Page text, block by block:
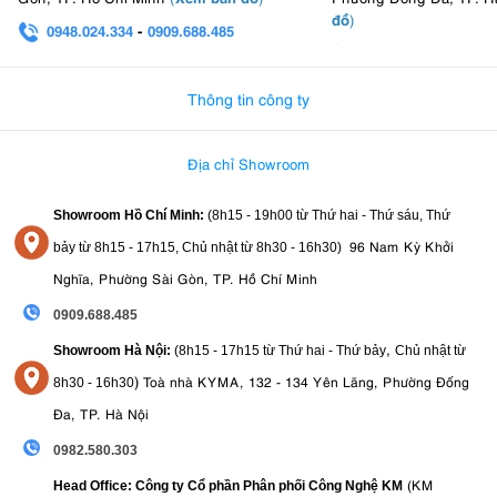
9. Hệ sinh thái phụ kiện từ tính linh hoạt
Aputure trang bị cho MC Pro hệ thống ngàm từ tính thông minh đi
Flat Diffuser làm mềm ánh sáng.
Dome Diffuser mở rộng góc phủ sáng.
Nhờ đó người dùng có thể nhanh chóng điều chỉnh chất lượng ánh
sáng theo từng nhu cầu sáng tạo khác nhau.
10. Aputure MC Pro: Thông số kỹ thuật nổi
Công suất:5W
Độ sáng:Lên đến
Góc chiếu:
Nhiệt độ màu (CCT):
Điều chỉnh màu: Hỗ trợ Green/Magenta Adjustment
0948.024.334 - 0909.688.485
đồ)
Thông tin công ty
Địa chỉ Showroom
Showroom Hồ Chí Minh: (8h15 - 19h00 từ Thứ hai - Thứ sáu, Thứ
bảy từ 8h15 - 17h15, Chủ nhật từ 8h30 - 16h30) 96 Nam Kỳ Khởi
Nghĩa, Phường Sài Gòn, TP. Hồ Chí Minh
0909.688.485
Showroom Hà Nội: (8h15 - 17h15 từ Thứ hai - Thứ bảy, Chủ nhật từ
8h30 - 16h30) Toà nhà KYMA, 132 - 134 Yên Lãng, Phường Đống
Đa, TP. Hà Nội
0982.580.303
Head Office: Công ty Cổ phần Phân phối Công Nghệ KM (KM